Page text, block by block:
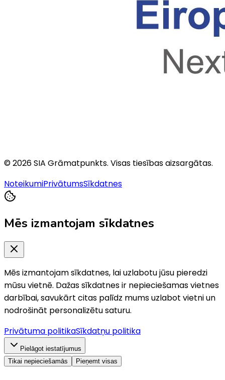
©2026SIA Grāmatpunkts. Visas tiesības aizsargātas.
NoteikumiPrivātumsSīkdatnes
Mēs izmantojam sīkdatnes
Mēs izmantojam sīkdatnes, lai uzlabotu jūsu pieredzi
mūsu vietnē. Dažas sīkdatnes ir nepieciešamas vietnes
darbībai, savukārt citas palīdz mums uzlabot vietni un
nodrošināt personalizētu saturu.
Privātuma politikaSīkdatņu politika
Pielāgot iestatījumus
Tikai nepieciešamās
Pieņemt visas